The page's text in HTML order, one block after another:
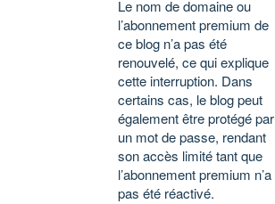
Le nom de domaine ou
l’abonnement premium de
ce blog n’a pas été
renouvelé, ce qui explique
cette interruption. Dans
certains cas, le blog peut
également être protégé par
un mot de passe, rendant
son accès limité tant que
l’abonnement premium n’a
pas été réactivé.